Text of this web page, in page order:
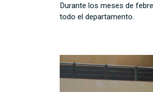
Durante los meses de
todo el departamento.